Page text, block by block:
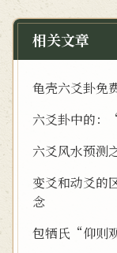
相关文章
龟壳六爻卦免
六爻卦中的
六爻风水预测
变爻和动爻的
念
包牺氏“仰则